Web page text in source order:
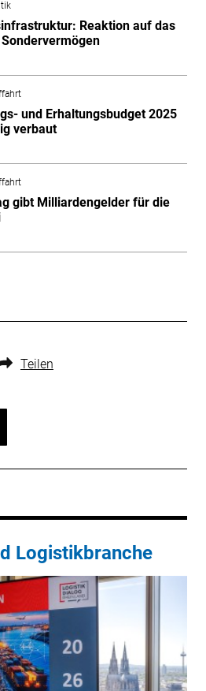
Reaktion auf das
und Erhaltungsbudget 2025
verbaut
gibt Milliardengelder für die
Teilen
Logistikbranche